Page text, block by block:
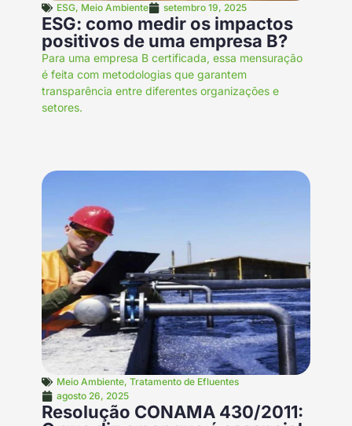
ESG, Meio Ambiente setembro 19, 2025
ESG: como medir os impactos
positivos de uma empresa B?
Para uma empresa B certificada, essa mensuração
é feita com metodologias que garantem
transparência entre diferentes organizações e
setores.
Meio Ambiente, Tratamento de Efluentes
agosto 26, 2025
Resolução CONAMA 430/2011: